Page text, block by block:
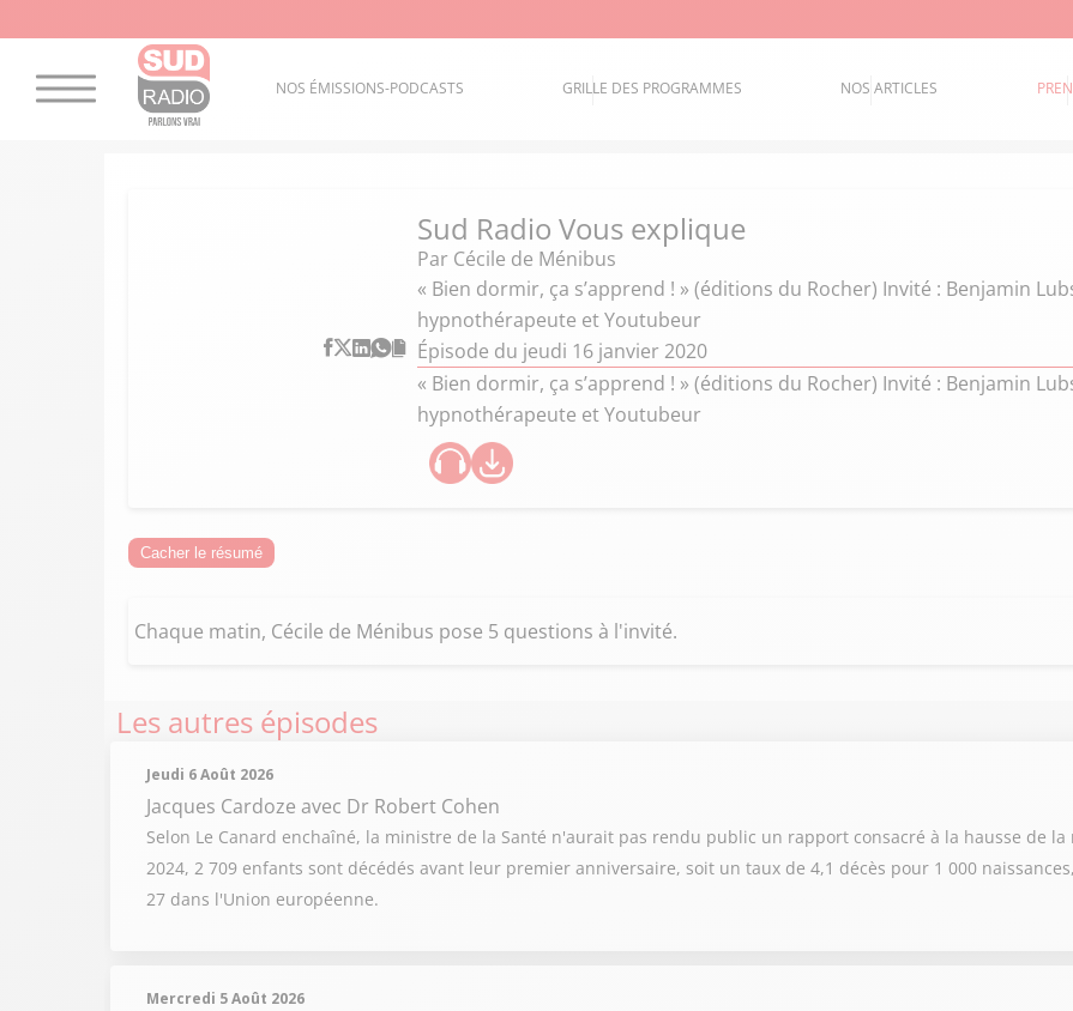
NOS ÉMISSIONS-PODCASTS GRILLE DES PROGRAMMES NOS ARTICLES
Sud Radio Vous explique
Par Cécile de Ménibus
« Bien dormir, ça s’apprend ! » (éditions du Rocher) Invité : Benjamin
hypnothérapeute et Youtubeur
Épisode du jeudi 16 janvier 2020
« Bien dormir, ça s’apprend ! » (éditions du Rocher) Invité : Benjamin
hypnothérapeute et Youtubeur
Cacher le résumé
Chaque matin, Cécile de Ménibus pose 5 questions à l'invité.
Les autres épisodes
Jeudi 6 Août 2026
Jacques Cardoze avec Dr Robert Cohen
Selon Le Canard enchaîné, la ministre de la Santé n'aurait pas rendu public un rapport consacré à la hausse de
2024, 2 709 enfants sont décédés avant leur premier anniversaire, soit un taux de 4,1 décès pour 1 000
27 dans l'Union européenne.
Mercredi 5 Août 2026